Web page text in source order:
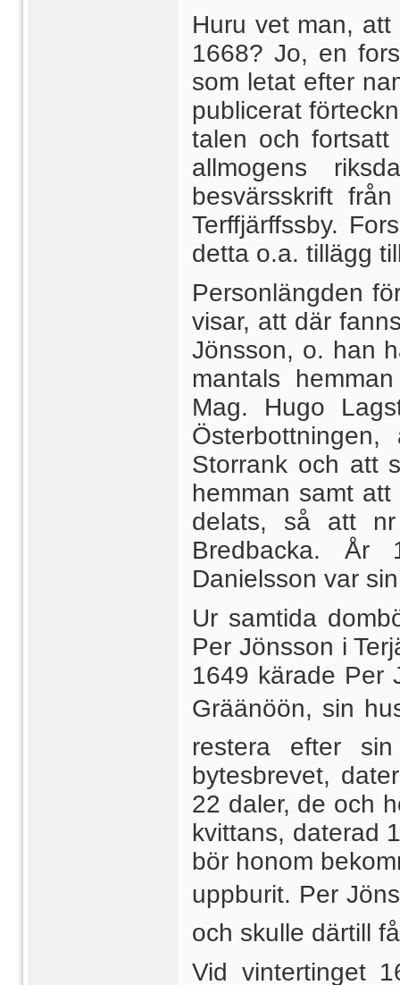
Huru vet man,
1668? Jo, en
som letat efter
publicerat
talen och fortsatt
allmogens
besvärsskrift
Terffjärffssby.
detta o.a. tillägg
Personlängden
visar, att där
Jönsson, o. han
mantals
Mag. Hugo
Storrank och att
hemman samt
delats, så att
Bredbacka. År
Danielsson var
Ur samtida
Per Jönsson i
1649 kärade Per
Gräänöön, sin
restera efter
bytesbrevet,
22 daler, de och
kvittans, daterad
bör honom
uppburit. Per
och skulle därtill
Vid vintertinget